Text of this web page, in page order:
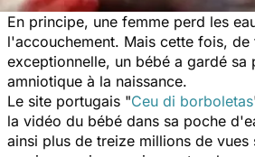
En principe, une femme perd les
l'accouchement. Mais cette fois, de
exceptionnelle, un bébé a gardé sa
amniotique à la naissance.
Le site portugais "Ceu di borboletas
la vidéo du bébé dans sa poche
ainsi plus de treize millions de vues